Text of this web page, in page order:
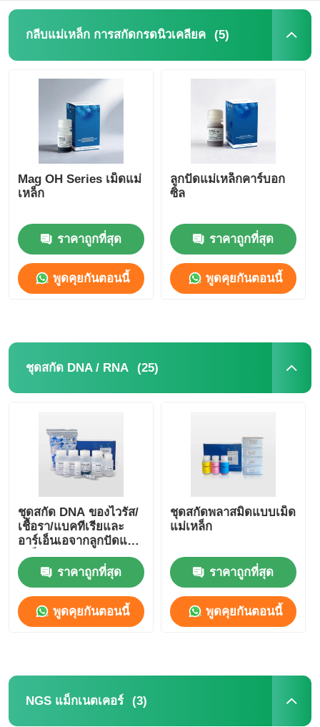
กลีบแม่เหล็ก การสกัดกรดนิวเคลียค (5)
Mag OH Series เม็ดแม่
เหล็ก
ราคาถูกที่สุด
พูดคุยกันตอนนี้
ลูกปัดแม่เหล็กคาร์บอก
ซิล
ราคาถูกที่สุด
พูดคุยกันตอนนี้
ชุดสกัด DNA / RNA (25)
ชุดสกัด DNA ของไวรัส/
เชื้อรา/แบคทีเรียและ
อาร์เอ็นเอจากลูกปัดแม่
เหล็ก
ราคาถูกที่สุด
พูดคุยกันตอนนี้
ชุดสกัดพลาสมิดแบบเม็ด
แม่เหล็ก
ราคาถูกที่สุด
พูดคุยกันตอนนี้
NGS แม็กเนตเคอร์ (3)